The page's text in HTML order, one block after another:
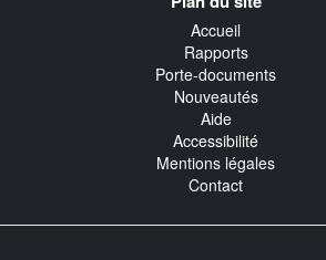
Accueil
Rapports
Porte-documents
Nouveautés
Aide
Accessibilité
Mentions légales
Contact